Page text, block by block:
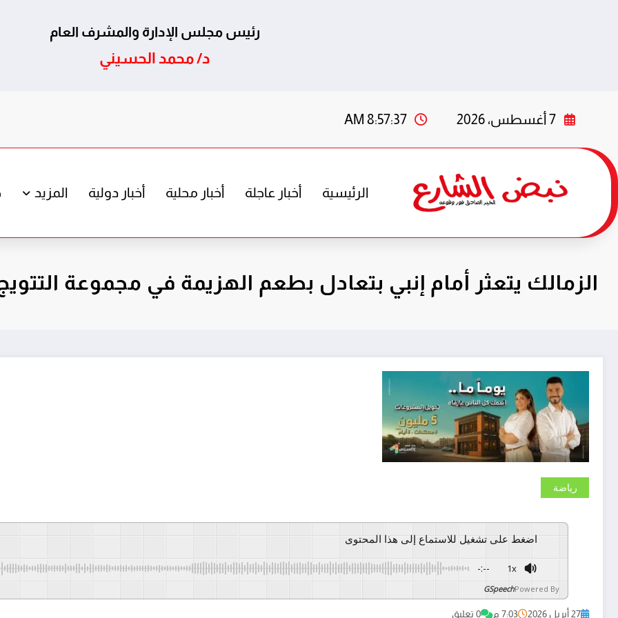
رئيس مجلس الإدارة والمشرف العام
د/ محمد الحسيني
7 أغسطس، 2026 8:57:38 AM
الرئيسية أخبار عاجلة أخبار محلية أخبار دولية المزيد
الزمالك يتعثر أمام إنبي بتعادل بطعم الهزيمة في مجموعة
رياضة
اضغط على تشغيل للاستماع إلى هذا المحتوى
-:-- 1x
Powered By
GSpeech
27 أبريل 2026 7:03 م 0 تعليق